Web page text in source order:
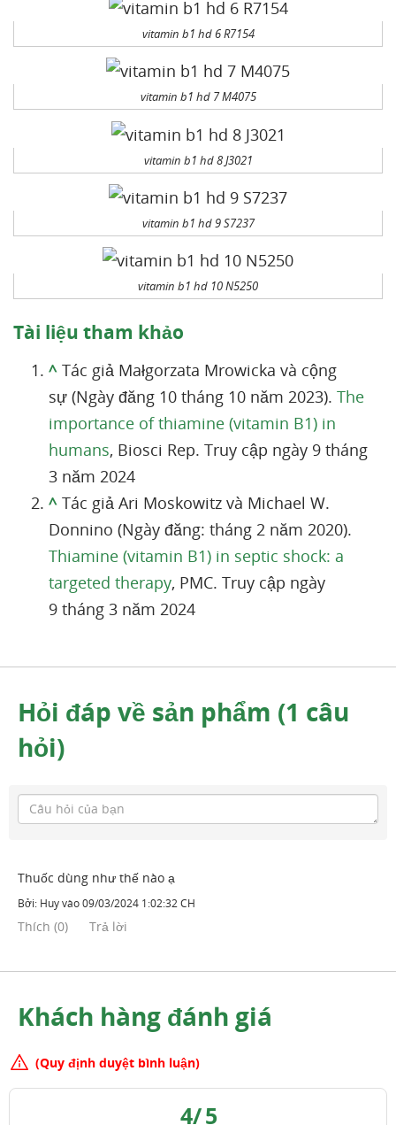
vitamin b1 hd 6 R7154
vitamin b1 hd 7 M4075
vitamin b1 hd 8 J3021
vitamin b1 hd 9 S7237
vitamin b1 hd 10 N5250
Tài liệu tham khảo
^ Tác giả Małgorzata Mrowicka và cộng
sự (Ngày đăng 10 tháng 10 năm 2023). The
importance of thiamine (vitamin B1) in
humans, Biosci Rep. Truy cập ngày 9 tháng
3 năm 2024
^ Tác giả Ari Moskowitz và Michael W.
Donnino (Ngày đăng: tháng 2 năm 2020).
Thiamine (vitamin B1) in septic shock: a
targeted therapy, PMC. Truy cập ngày
9 tháng 3 năm 2024
Hỏi đáp về sản phẩm (1 câu
hỏi)
Thuốc dùng như thế nào ạ
Bởi: Huyvào09/03/2024 1:02:32 CH
Thích (0) Trả lời
Khách hàng đánh giá
(Quy định duyệt bình luận)
4/5